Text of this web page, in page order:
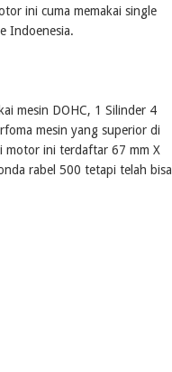
ini cuma memakai single
Indoenesia.
mesin DOHC, 1 Silinder 4
mesin yang superior di
motor ini terdaftar 67 mm X
rabel 500 tetapi telah bisa